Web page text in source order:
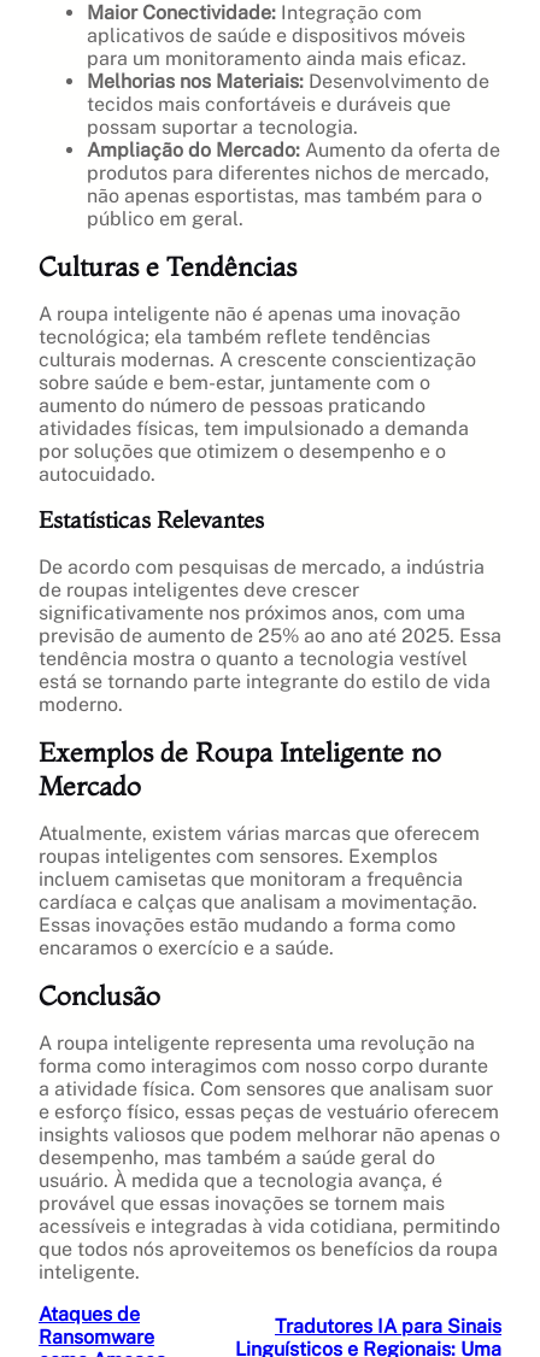
Maior Conectividade: Integração com
aplicativos de saúde e dispositivos móveis
para um monitoramento ainda mais eficaz.
Melhorias nos Materiais: Desenvolvimento de
tecidos mais confortáveis e duráveis que
possam suportar a tecnologia.
Ampliação do Mercado: Aumento da oferta de
produtos para diferentes nichos de mercado,
não apenas esportistas, mas também para o
público em geral.
Culturas e Tendências
A roupa inteligente não é apenas uma inovação
tecnológica; ela também reflete tendências
culturais modernas. A crescente conscientização
sobre saúde e bem-estar, juntamente com o
aumento do número de pessoas praticando
atividades físicas, tem impulsionado a demanda
por soluções que otimizem o desempenho e o
autocuidado.
Estatísticas Relevantes
De acordo com pesquisas de mercado, a indústria
de roupas inteligentes deve crescer
significativamente nos próximos anos, com uma
previsão de aumento de 25% ao ano até 2025. Essa
tendência mostra o quanto a tecnologia vestível
está se tornando parte integrante do estilo de vida
moderno.
Exemplos de Roupa Inteligente no
Mercado
Atualmente, existem várias marcas que oferecem
roupas inteligentes com sensores. Exemplos
incluem camisetas que monitoram a frequência
cardíaca e calças que analisam a movimentação.
Essas inovações estão mudando a forma como
encaramos o exercício e a saúde.
Conclusão
A roupa inteligente representa uma revolução na
forma como interagimos com nosso corpo durante
a atividade física. Com sensores que analisam suor
e esforço físico, essas peças de vestuário oferecem
insights valiosos que podem melhorar não apenas o
desempenho, mas também a saúde geral do
usuário. À medida que a tecnologia avança, é
provável que essas inovações se tornem mais
acessíveis e integradas à vida cotidiana, permitindo
que todos nós aproveitemos os benefícios da roupa
inteligente.
Ataques de
Ransomware
Tradutores IA para Sinais
Linguísticos e Regionais: Uma